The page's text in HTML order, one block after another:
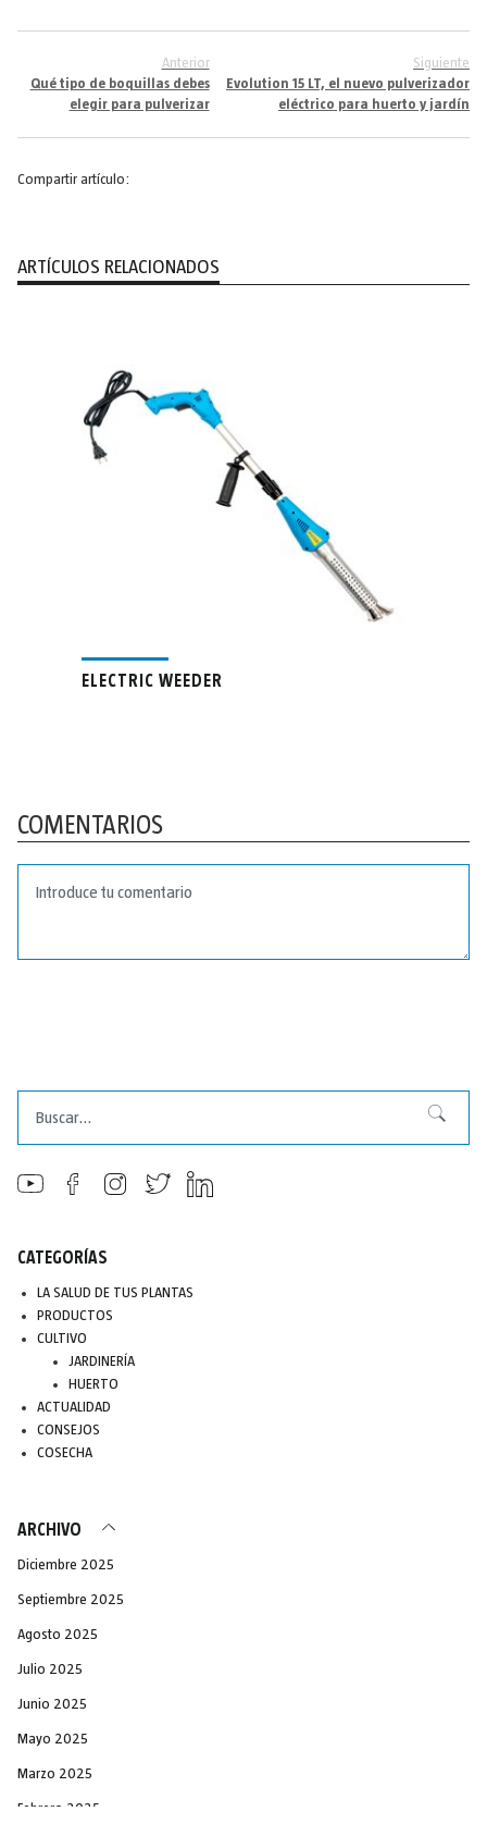
Anterior
Qué tipo de boquillas debes
elegir para pulverizar
Siguiente
Evolution 15 LT, el nuevo pulverizador
eléctrico para huerto y jardín
Compartir artículo:
ARTÍCULOS RELACIONADOS
ELECTRIC WEEDER
COMENTARIOS
Buscar
CATEGORÍAS
LA SALUD DE TUS PLANTAS
PRODUCTOS
CULTIVO
JARDINERÍA
HUERTO
ACTUALIDAD
CONSEJOS
COSECHA
ARCHIVO
Diciembre 2025
Septiembre 2025
Agosto 2025
Julio 2025
Junio 2025
Mayo 2025
Marzo 2025
Febrero 2025